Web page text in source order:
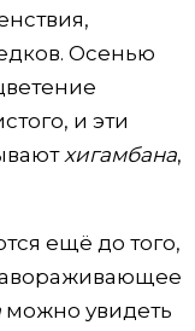
Осенью
и эти
хигамбана,
ещё до того,
можно увидеть